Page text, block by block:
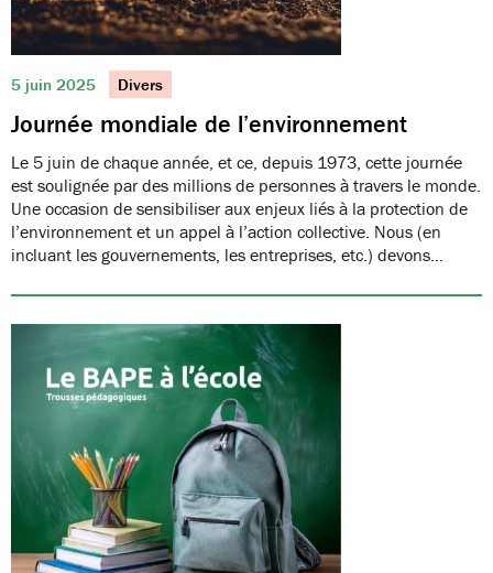
5 juin 2025 Divers
Journée mondiale de l’environnement
Le 5 juin de chaque année, et ce, depuis 1973, cette journée
est soulignée par des millions de personnes à travers le monde.
Une occasion de sensibiliser aux enjeux liés à la protection de
l’environnement et un appel à l’action collective. Nous (en
incluant les gouvernements, les entreprises, etc.) devons…